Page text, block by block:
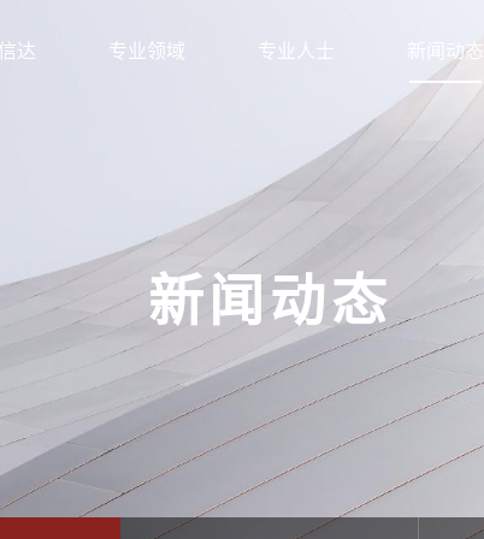
达 专业领域 专业人士 新闻动态
新闻动态